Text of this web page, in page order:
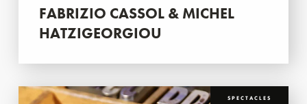
FABRIZIO CASSOL & MICHEL
HATZIGEORGIOU
SPECTACLES